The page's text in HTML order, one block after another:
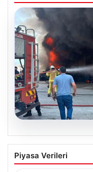
Dumanlar ilçeyi
tamirhanede
Piyasa Verileri